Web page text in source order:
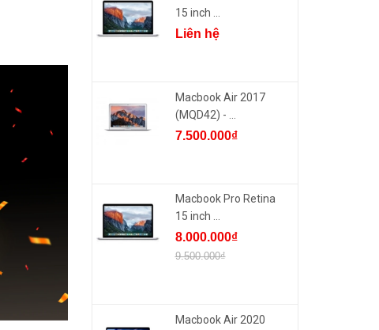
15 inch ...
Liên hệ
Macbook Air 2017
(MQD42) - ...
7.500.000₫
Macbook Pro Retina
15 inch ...
8.000.000₫
9.500.000₫
Macbook Air 2020